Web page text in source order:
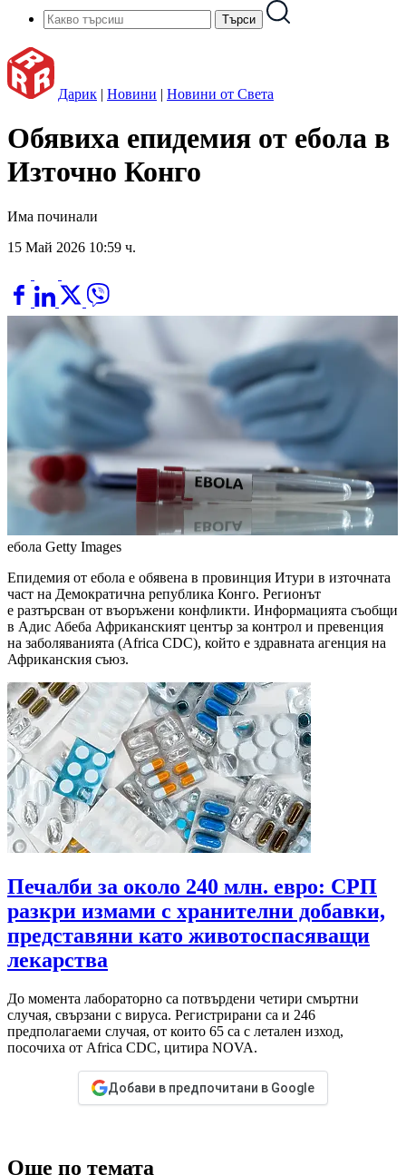
Дарик | Новини | Новини от Света
Обявиха епидемия от ебола в
Източно Конго
Има починали
15 Май 2026 10:59 ч.
ебола Getty Images
Епидемия от ебола е обявена в провинция Итури в източната
част на Демократична република Конго. Регионът
е разтърсван от въоръжени конфликти. Информацията съобщи
в Адис Абеба Африканският център за контрол и превенция
на заболяванията (Africa CDC), който е здравната агенция на
Африканския съюз.
Печалби за около 240 млн. евро: СРП
разкри измами с хранителни добавки,
представяни като животоспасяващи
лекарства
До момента лабораторно са потвърдени четири смъртни
случая, свързани с вируса. Регистрирани са и 246
предполагаеми случая, от които 65 са с летален изход,
посочиха от Africa CDC, цитира NOVA.
Добави в предпочитани в Google
Още по темата